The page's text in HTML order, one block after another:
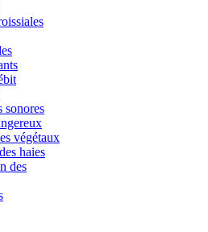
sonores
végétaux
haies
des